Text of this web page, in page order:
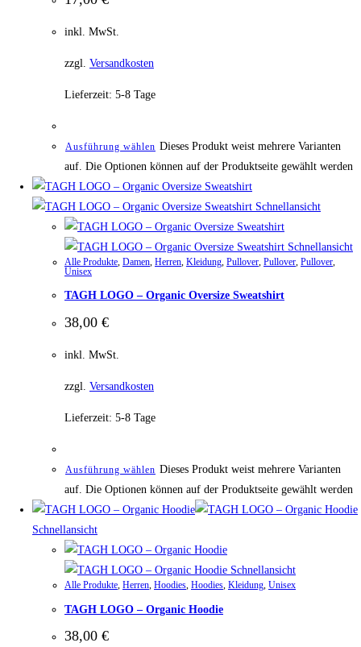
inkl. MwSt.
zzgl. Versandkosten
Lieferzeit: 5-8 Tage
Ausführung wählen Dieses Produkt weist mehrere Varianten
auf. Die Optionen können auf der Produktseite gewählt werden
Schnellansicht
Schnellansicht
Alle Produkte, Damen, Herren, Kleidung, Pullover, Pullover, Pullover,
Unisex
TAGH LOGO – Organic Oversize Sweatshirt
38,00 €
inkl. MwSt.
zzgl. Versandkosten
Lieferzeit: 5-8 Tage
Ausführung wählen Dieses Produkt weist mehrere Varianten
auf. Die Optionen können auf der Produktseite gewählt werden
Schnellansicht
Schnellansicht
Alle Produkte, Herren, Hoodies, Hoodies, Kleidung, Unisex
TAGH LOGO – Organic Hoodie
38,00 €